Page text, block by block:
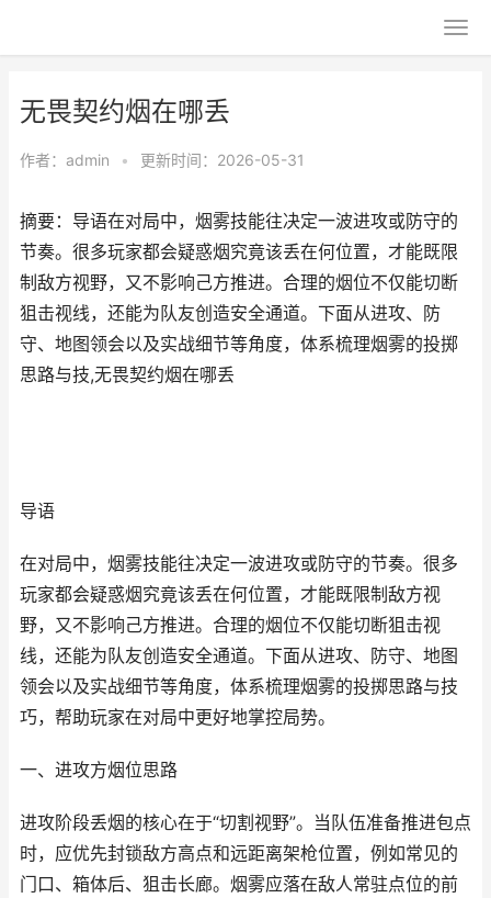
无畏契约烟在哪丢
作者： admin • 更新时间：2026-05-31
摘要：导语在对局中，烟雾技能往决定一波进攻或防守的
节奏。很多玩家都会疑惑烟究竟该丢在何位置，才能既限
制敌方视野，又不影响己方推进。合理的烟位不仅能切断
狙击视线，还能为队友创造安全通道。下面从进攻、防
守、地图领会以及实战细节等角度，体系梳理烟雾的投掷
思路与技,无畏契约烟在哪丢
导语
在对局中，烟雾技能往决定一波进攻或防守的节奏。很多
玩家都会疑惑烟究竟该丢在何位置，才能既限制敌方视
野，又不影响己方推进。合理的烟位不仅能切断狙击视
线，还能为队友创造安全通道。下面从进攻、防守、地图
领会以及实战细节等角度，体系梳理烟雾的投掷思路与技
巧，帮助玩家在对局中更好地掌控局势。
一、进攻方烟位思路
进攻阶段丢烟的核心在于“切割视野”。当队伍准备推进包点
时，应优先封锁敌方高点和远距离架枪位置，例如常见的
门口、箱体后、狙击长廊。烟雾应落在敌人常驻点位的前